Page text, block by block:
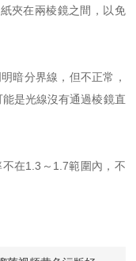
夾在兩棱鏡之間，以免
分界線，但不正常，
是光線沒有通過棱鏡直
在1.3～1.7範圍內，不